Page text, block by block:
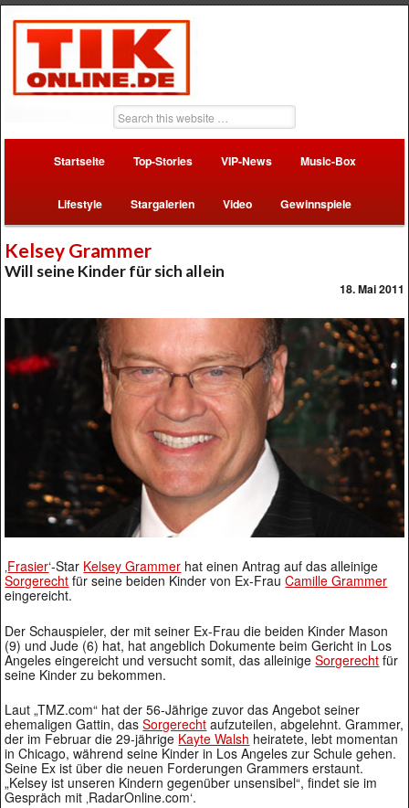
Startseite Top-Stories VIP-News Music-Box
Lifestyle Stargalerien Video Gewinnspiele
Kelsey Grammer
Will seine Kinder für sich allein
18. Mai 2011
Frasier‘-Star Kelsey Grammer hat einen Antrag auf das alleinige
Sorgerecht für seine beiden Kinder von Ex-FrauCamille Grammer
eingereicht.
Der Schauspieler, der mit seiner Ex-Frau die beiden Kinder Mason
(9) und Jude (6) hat, hat angeblich Dokumente beim Gericht in Los
Angeles eingereicht und versucht somit, das alleinigeSorgerecht für
seine Kinder zu bekommen.
Laut „TMZ.com“ hat der 56-Jährige zuvor das Angebot seiner
ehemaligen Gattin, dasSorgerecht aufzuteilen, abgelehnt. Grammer,
der im Februar die 29-jährige Kayte Walsh heiratete, lebt momentan
in Chicago, während seine Kinder in Los Angeles zur Schule gehen.
Seine Ex ist über die neuen Forderungen Grammers erstaunt.
„Kelsey ist unseren Kindern gegenüber unsensibel“, findet sie im
Gespräch mit ‚RadarOnline.com‘.